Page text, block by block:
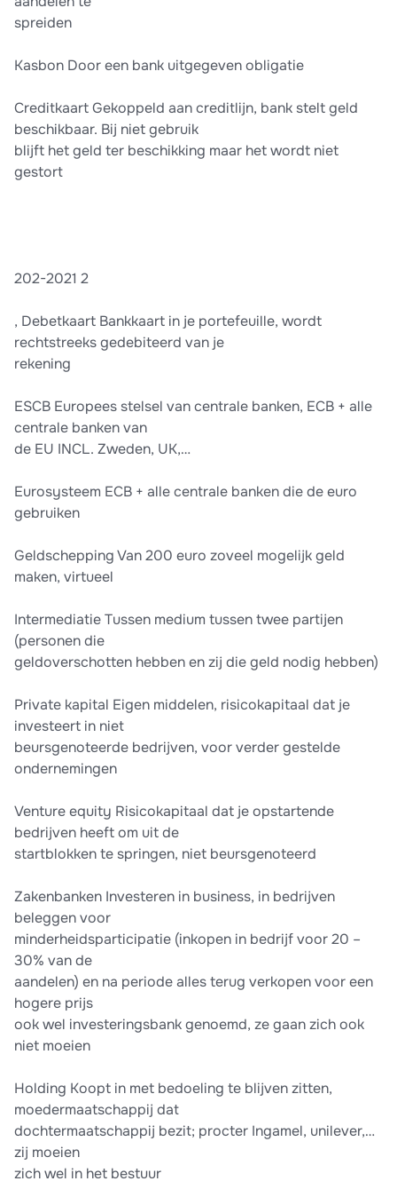
spreiden
Kasbon Door een bank uitgegeven obligatie
Creditkaart Gekoppeld aan creditlijn, bank stelt geld
beschikbaar. Bij niet gebruik
blijft het geld ter beschikking maar het wordt niet
gestort
202-2021 2
, Debetkaart Bankkaart in je portefeuille, wordt
rechtstreeks gedebiteerd van je
rekening
ESCB Europees stelsel van centrale banken, ECB + alle
centrale banken van
de EU INCL. Zweden, UK,…
Eurosysteem ECB + alle centrale banken die de euro
gebruiken
Geldschepping Van 200 euro zoveel mogelijk geld
maken, virtueel
Intermediatie Tussen medium tussen twee partijen
(personen die
geldoverschotten hebben en zij die geld nodig hebben)
Private kapital Eigen middelen, risicokapitaal dat je
investeert in niet
beursgenoteerde bedrijven, voor verder gestelde
ondernemingen
Venture equity Risicokapitaal dat je opstartende
bedrijven heeft om uit de
startblokken te springen, niet beursgenoteerd
Zakenbanken Investeren in business, in bedrijven
beleggen voor
minderheidsparticipatie (inkopen in bedrijf voor 20 –
30% van de
aandelen) en na periode alles terug verkopen voor een
hogere prijs
ook wel investeringsbank genoemd, ze gaan zich ook
niet moeien
Holding Koopt in met bedoeling te blijven zitten,
moedermaatschappij dat
dochtermaatschappij bezit; procter Ingamel, unilever,…
zij moeien
zich wel in het bestuur